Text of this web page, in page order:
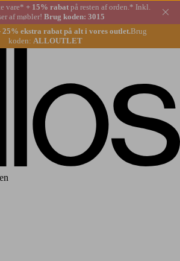
vare* + 15% rabatpå resten af orden.* Inkl.
af møbler! Brug koden: 3015
25% ekstra rabat på alt i vores outlet.Brug
koden: ALLOUTLET